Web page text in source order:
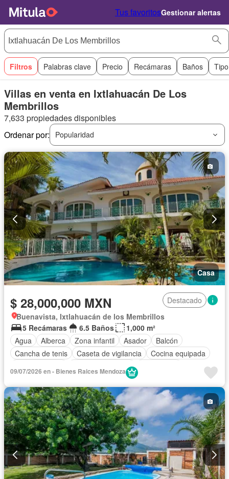
Tus favoritosGestionar alertas
Filtros Palabras clave Precio Recámaras Baños
Villas en venta en Ixtlahuacán De Los
Membrillos
7,633 propiedades disponibles
Ordenar por:
Popularidad
Casa
$ 28,000,000 MXN
Destacado
Buenavista, Ixtlahuacán de los Membrillos
5 Recámaras
6.5 Baños
1,000 m²
Agua
Alberca Zona infantil Asador
Balcón
Cancha de tenis
Caseta de vigilancia
Cocina equipada
Cuarto de servicio
Jardín
Terraza
Zonas verdes Sin amueblar
09/07/2026 en - Bienes Raices Mendoza